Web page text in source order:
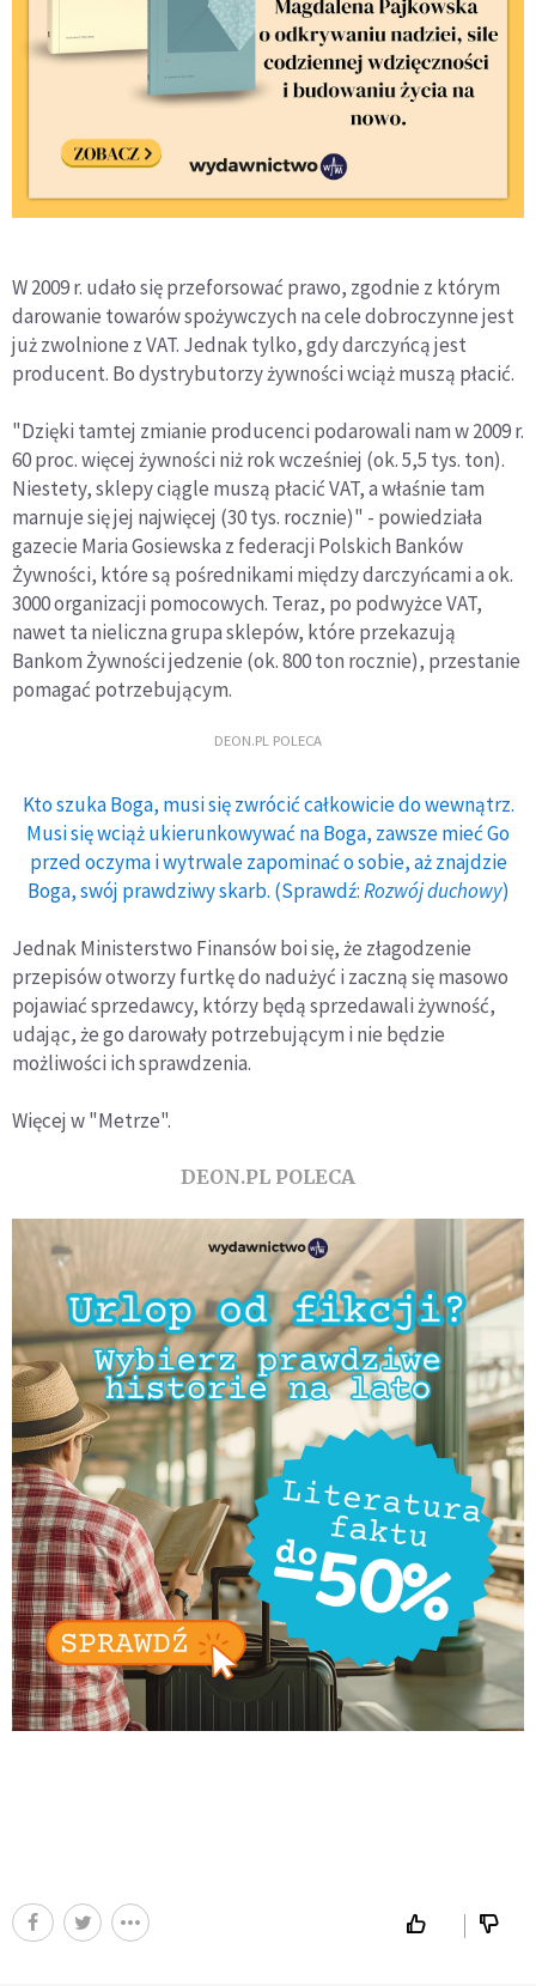
W 2009 r. udało się przeforsować prawo, zgodnie z którym
darowanie towarów spożywczych na cele dobroczynne jest
już zwolnione z VAT. Jednak tylko, gdy darczyńcą jest
producent. Bo dystrybutorzy żywności wciąż muszą płacić.
"Dzięki tamtej zmianie producenci podarowali nam w 2009 r.
60 proc. więcej żywności niż rok wcześniej (ok. 5,5 tys. ton).
Niestety, sklepy ciągle muszą płacić VAT, a właśnie tam
marnuje się jej najwięcej (30 tys. rocznie)" - powiedziała
gazecie Maria Gosiewska z federacji Polskich Banków
Żywności, które są pośrednikami między darczyńcami a ok.
3000 organizacji pomocowych. Teraz, po podwyżce VAT,
nawet ta nieliczna grupa sklepów, które przekazują
Bankom Żywności jedzenie (ok. 800 ton rocznie), przestanie
pomagać potrzebującym.
DEON.PL POLECA
Kto szuka Boga, musi się zwrócić całkowicie do wewnątrz.
Musi się wciąż ukierunkowywać na Boga, zawsze mieć Go
przed oczyma i wytrwale zapominać o sobie, aż znajdzie
Boga, swój prawdziwy skarb. (Sprawdź:Rozwój duchowy)
Jednak Ministerstwo Finansów boi się, że złagodzenie
przepisów otworzy furtkę do nadużyć i zaczną się masowo
pojawiać sprzedawcy, którzy będą sprzedawali żywność,
udając, że go darowały potrzebującym i nie będzie
możliwości ich sprawdzenia.
Więcej w "Metrze".
DEON.PL POLECA